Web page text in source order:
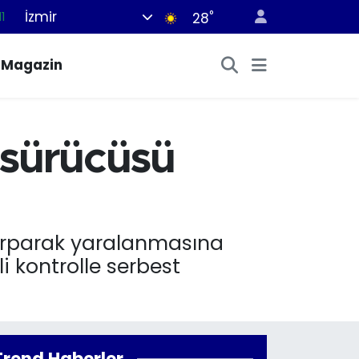
İzmir 28°
Magazin
yaralanmasına
kontrolle serbest